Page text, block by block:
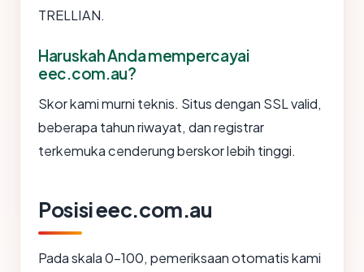
TRELLIAN.
Haruskah Anda mempercayai
eec.com.au?
Skor kami murni teknis. Situs dengan SSL valid,
beberapa tahun riwayat, dan registrar
terkemuka cenderung berskor lebih tinggi.
Posisi eec.com.au
Pada skala 0-100, pemeriksaan otomatis kami